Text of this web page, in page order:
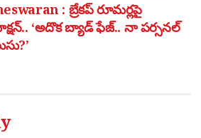
: బ్రేకప్ రూమర్లపై
‘అదొక బ్యాడ్ ఫేజ్.. నా పర్సనల్